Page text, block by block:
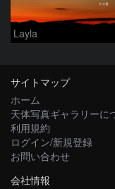
Layla
サイトマップ
ホーム
天体写真ギャラリーに
利用規約
ログイン/新規登録
お問い合わせ
会社情報